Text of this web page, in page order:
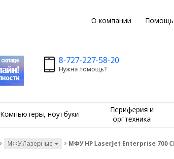
О компании Помощь
8-727-227-58-20
Нужна помощь?
Компьютеры, ноутбуки
Периферия и
оргтехника
МФУ Лазерные МФУ HP LaserJet Enterprise 700